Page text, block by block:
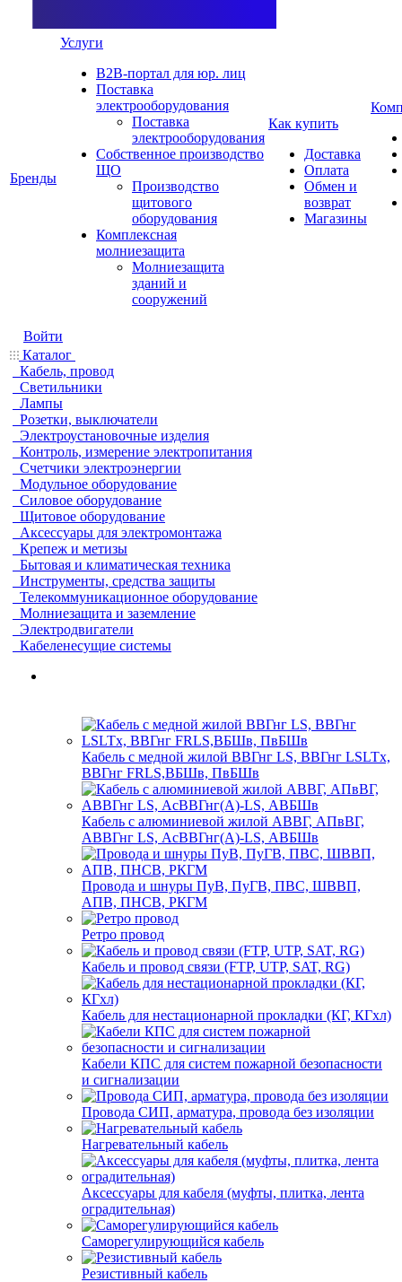
Бренды
Услуги
B2B-портал для юр. лиц
Поставка
электрооборудования
Поставка
электрооборудования
Собственное производство
ЩО
Производство
щитового
оборудования
Комплексная
молниезащита
Молниезащита
зданий и
сооружений
Как купить
Доставка
Оплата
Обмен и
возврат
Магазины
Войти
Каталог
Кабель, провод
Светильники
Лампы
Розетки, выключатели
Электроустановочные изделия
Контроль, измерение электропитания
Счетчики электроэнергии
Модульное оборудование
Силовое оборудование
Щитовое оборудование
Аксессуары для электромонтажа
Крепеж и метизы
Бытовая и климатическая техника
Инструменты, средства защиты
Телекоммуникационное оборудование
Молниезащита и заземление
Электродвигатели
Кабеленесущие системы
Кабель с медной жилой ВВГнг LS, ВВГнг LSLTx,
ВВГнг FRLS,ВБШв, ПвБШв
Кабель с алюминиевой жилой АВВГ, АПвВГ,
АВВГнг LS, АсВВГнг(А)-LS, АВБШв
Провода и шнуры ПуВ, ПуГВ, ПВС, ШВВП,
АПВ, ПНСВ, РКГМ
Ретро провод
Кабель и провод связи (FTP, UTP, SAT, RG)
Кабель для нестационарной прокладки (КГ, КГхл)
Кабели КПС для систем пожарной безопасности
и сигнализации
Провода СИП, арматура, провода без изоляции
Нагревательный кабель
Аксессуары для кабеля (муфты, плитка, лента
оградительная)
Саморегулирующийся кабель
Резистивный кабель